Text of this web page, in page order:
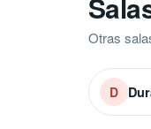
Otras
D